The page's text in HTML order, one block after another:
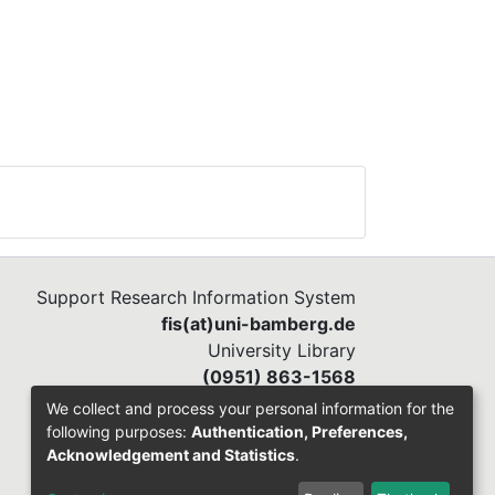
Support Research Information System
fis(at)uni-bamberg.de
University Library
(0951) 863-1568
We collect and process your personal information for the
following purposes: Authentication, Preferences,
Acknowledgement and Statistics.